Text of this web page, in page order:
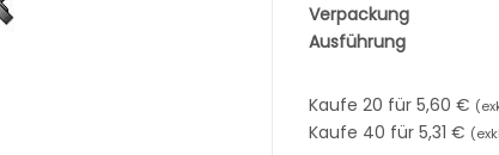
Verpackung
Ausführung
Kaufe 20 für5,60 €
Kaufe 40 für5,31 €